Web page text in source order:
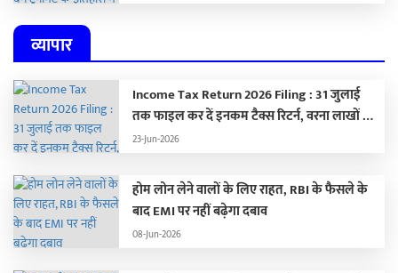
व्यापार
Income Tax Return 2026 Filing : 31 जुलाई
तक फाइल कर दें इनकम टैक्स रिटर्न, वरना लाखों का
लगेगा जुर्माना
23-Jun-2026
होम लोन लेने वालों के लिए राहत, RBI के फैसले के
बाद EMI पर नहीं बढ़ेगा दबाव
08-Jun-2026